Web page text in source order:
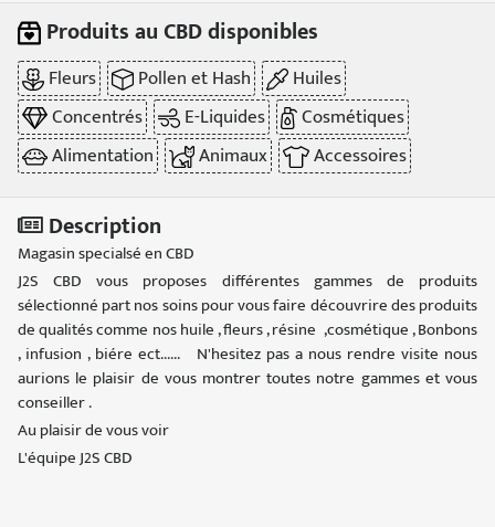
Produits au CBD disponibles
Fleurs Pollen et Hash
Huiles
Concentrés
E-Liquides
Cosmétiques
Alimentation
Animaux Accessoires
Description
Magasin specialsé en CBD
J2S CBD vous proposes différentes gammes de produits
sélectionné part nos soins pour vous faire découvrire des produits
de qualités comme nos huile , fleurs , résine ,cosmétique , Bonbons
, infusion , biére ect...... N'hesitez pas a nous rendre visite nous
aurions le plaisir de vous montrer toutes notre gammes et vous
conseiller .
Au plaisir de vous voir
L'équipe J2S CBD